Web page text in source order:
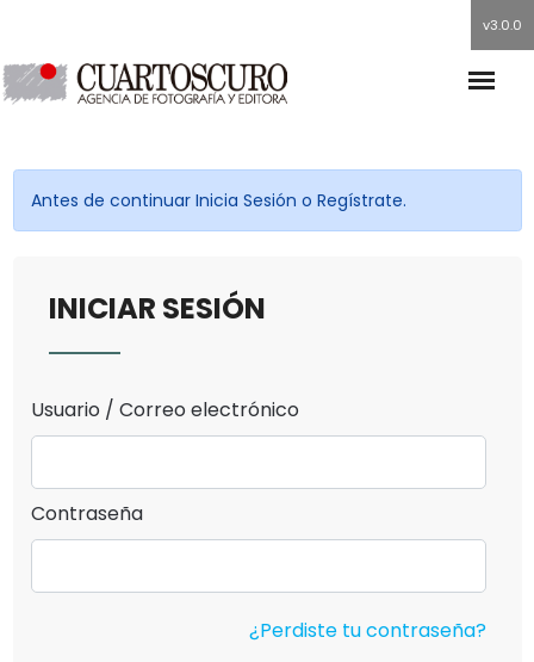
v3.0.0
Antes de continuar Inicia Sesión o Regístrate.
INICIAR SESIÓN
Usuario / Correo electrónico
Contraseña
¿Perdiste tu contraseña?